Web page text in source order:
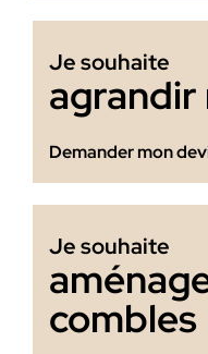
Je souhaite
agrandir
Demander mon
Je souhaite
combles